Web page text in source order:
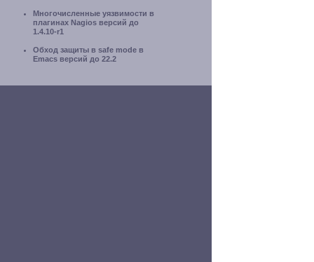
Многочисленные уязвимости в
плагинах Nagios версий до
1.4.10-r1
Обход защиты в safe mode в
Emacs версий до 22.2